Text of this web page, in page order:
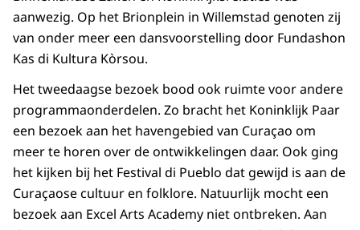
aanwezig. Op het Brionplein in Willemstad genoten zij
van onder meer een dansvoorstelling door Fundashon
Kas di Kultura Kòrsou.
Het tweedaagse bezoek bood ook ruimte voor andere
programmaonderdelen. Zo bracht het Koninklijk Paar
een bezoek aan het havengebied van Curaçao om
meer te horen over de ontwikkelingen daar. Ook ging
het kijken bij het Festival di Pueblo dat gewijd is aan de
Curaçaose cultuur en folklore. Natuurlijk mocht een
bezoek aan Excel Arts Academy niet ontbreken. Aan